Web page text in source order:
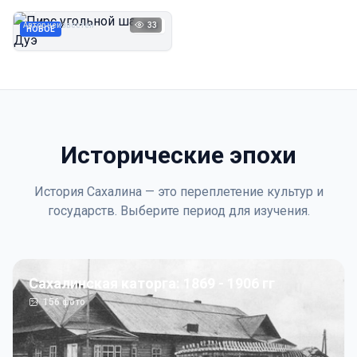
НОВОЕ 1923
Автор неизвестен 33
Исторические эпохи
История Сахалина — это переплетение культур и
государств. Выберите период для изучения.
Сахалинская каторга: 1869 - 1906 гг
156фото